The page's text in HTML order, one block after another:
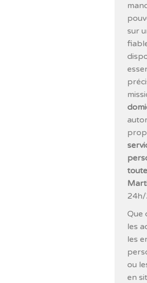
sur
24h/
Que
les
les
ou
en